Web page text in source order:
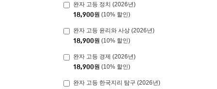
완자 고등 정치 (2026년)
18,900원 (10% 할인)
완자 고등 윤리와 사상 (2026년)
18,900원 (10% 할인)
완자 고등 경제 (2026년)
18,900원 (10% 할인)
완자 고등 한국지리 탐구 (2026년)